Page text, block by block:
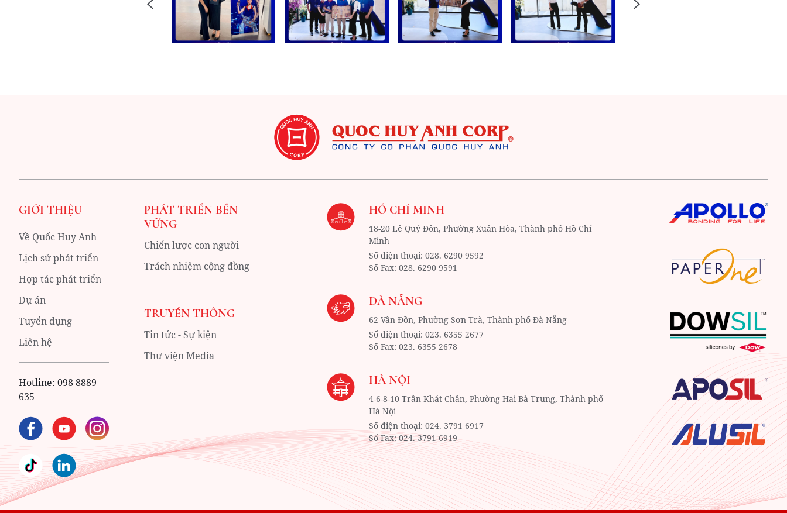
GIỚI THIỆU
Về Quốc Huy Anh
Lịch sử phát triển
Hợp tác phát triển
Dự án
Tuyển dụng
Liên hệ
Hotline: 098 8889
635
PHÁT TRIỂN BỀN
VỮNG
Chiến lược con người
Trách nhiệm cộng đồng
TRUYỀN THÔNG
Tin tức - Sự kiện
Thư viện Media
HỒ CHÍ MINH
18-20 Lê Quý Đôn, Phường Xuân Hòa,Thành phố Hồ Chí
Minh
Số điện thoại:028. 6290 9592
Số Fax:028. 6290 9591
ĐÀ NẴNG
62 Vân Đồn, Phường Sơn Trà,Thành phố Đà Nẵng
Số điện thoại:023. 6355 2677
Số Fax:023. 6355 2678
HÀ NỘI
4-6-8-10 Trần Khát Chân, Phường Hai Bà Trưng, Thành phố
Hà Nội
Số điện thoại:024. 3791 6917
Số Fax:024. 3791 6919